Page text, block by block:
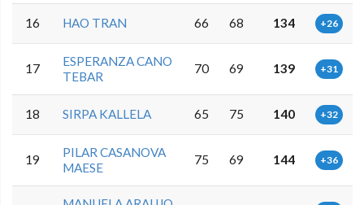
16 HAO TRAN 66 68 134 +26
17
ESPERANZA CANO
TEBAR
70 69 139 +31
18 SIRPA KALLELA 65 75 140 +32
19
PILAR CASANOVA
MAESE
75 69 144 +36